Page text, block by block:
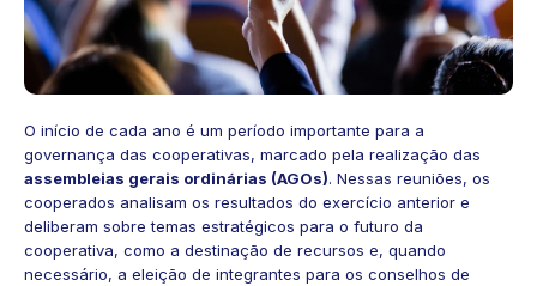
O início de cada ano é um período importante para a
governança das cooperativas, marcado pela realização das
assembleias gerais ordinárias (AGOs). Nessas reuniões, os
cooperados analisam os resultados do exercício anterior e
deliberam sobre temas estratégicos para o futuro da
cooperativa, como a destinação de recursos e, quando
necessário, a eleição de integrantes para os conselhos de